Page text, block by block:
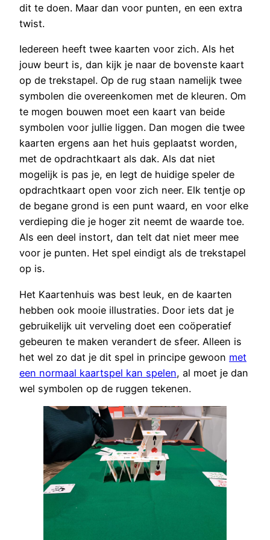
dit te doen. Maar dan voor punten, en een extra
twist.
Iedereen heeft twee kaarten voor zich. Als het
jouw beurt is, dan kijk je naar de bovenste kaart
op de trekstapel. Op de rug staan namelijk twee
symbolen die overeenkomen met de kleuren. Om
te mogen bouwen moet een kaart van beide
symbolen voor jullie liggen. Dan mogen die twee
kaarten ergens aan het huis geplaatst worden,
met de opdrachtkaart als dak. Als dat niet
mogelijk is pas je, en legt de huidige speler de
opdrachtkaart open voor zich neer. Elk tentje op
de begane grond is een punt waard, en voor elke
verdieping die je hoger zit neemt de waarde toe.
Als een deel instort, dan telt dat niet meer mee
voor je punten. Het spel eindigt als de trekstapel
op is.
Het Kaartenhuis was best leuk, en de kaarten
hebben ook mooie illustraties. Door iets dat je
gebruikelijk uit verveling doet een coöperatief
gebeuren te maken verandert de sfeer. Alleen is
het wel zo dat je dit spel in principe gewoon met
een normaal kaartspel kan spelen, al moet je dan
wel symbolen op de ruggen tekenen.